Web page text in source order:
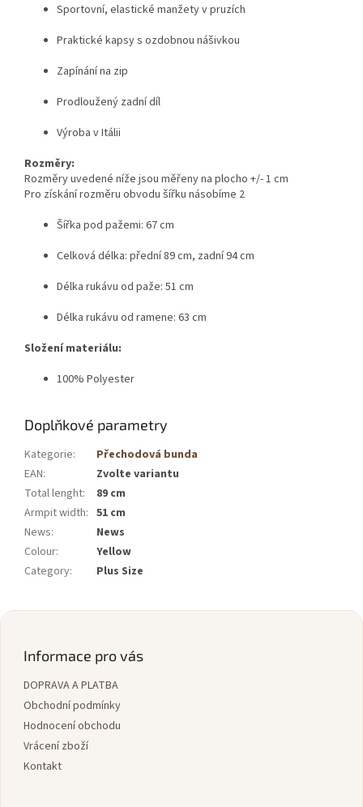
Sportovní, elastické manžety v pruzích
Praktické kapsy s ozdobnou nášivkou
Zapínání na zip
Prodloužený zadní díl
Výroba v Itálii
Rozměry:
Rozměry uvedené níže jsou měřeny na plocho +/- 1 cm
Pro získání rozměru obvodu šířku násobíme 2
Šířka pod pažemi: 67 cm
Celková délka: přední 89 cm, zadní 94 cm
Délka rukávu od paže: 51 cm
Délka rukávu od ramene: 63 cm
Složení materiálu:
100% Polyester
Doplňkové parametry
Kategorie:
Přechodová bunda
EAN:
Zvolte variantu
Total lenght:
89 cm
Armpit width: 51 cm
News:
News
Colour:
Yellow
Category: Plus Size
Z
Informace pro vás
DOPRAVA A PLATBA
Obchodní podmínky
Hodnocení obchodu
Vrácení zboží
Kontakt